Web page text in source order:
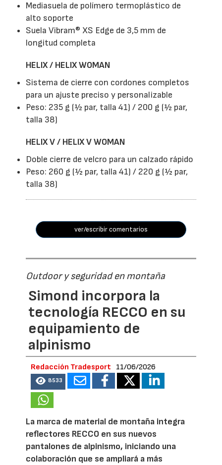
Mediasuela de polímero termoplástico de
alto soporte
Suela Vibram® XS Edge de 3,5 mm de
longitud completa
HELIX / HELIX WOMAN
Sistema de cierre con cordones completos
para un ajuste preciso y personalizable
Peso: 235 g (½ par, talla 41) / 200 g (½ par,
talla 38)
HELIX V / HELIX V WOMAN
Doble cierre de velcro para un calzado rápido
Peso: 260 g (½ par, talla 41) / 220 g (½ par,
talla 38)
ver/escribir comentarios
Outdoor y seguridad en montaña
Simond incorpora la
tecnología RECCO en su
equipamiento de
alpinismo
Redacción Tradesport 11/06/2026
8533
La marca de material de montaña integra
reflectores RECCO en sus nuevos
pantalones de alpinismo, iniciando una
colaboración que se ampliará a más